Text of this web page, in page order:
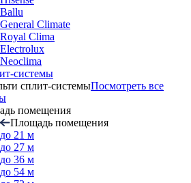
Ballu
General Climate
Royal Clima
Electrolux
Neoclima
системы
сплит-системыПосмотреть все
помещения
Площадь помещения
до 21 м
до 27 м
до 36 м
до 54 м